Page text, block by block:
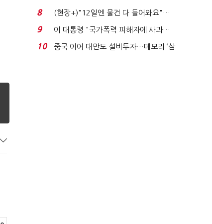
요"…'덜 똘똘한 한 채' 20...
8
(현장+)"12일엔 물건 다 들어와요"…
빈 매대 채우며 문 연 ...
9
이 대통령 "국가폭력 피해자에 사과…
적극적 조사로 진...
10
중국 이어 대만도 설비투자…메모리 ‘삼